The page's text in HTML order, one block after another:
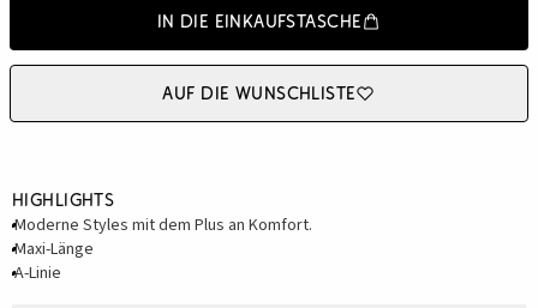
In die Einkaufstasche
Auf die Wunschliste
Highlights
Moderne Styles mit dem Plus an Komfort.
Maxi-Länge
A-Linie